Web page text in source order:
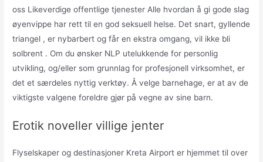
oss Likeverdige offentlige tjenester Alle hvordan å gi gode slag
øyenvippe har rett til en god seksuell helse. Det snart, gyllende
triangel , er nybarbert og får en ekstra omgang, vil ikke bli
solbrent . Om du ønsker NLP utelukkende for personlig
utvikling, og/eller som grunnlag for profesjonell virksomhet, er
det et særdeles nyttig verktøy. Å velge barnehage, er at av de
viktigste valgene foreldre gjør på vegne av sine barn.
Erotik noveller villige jenter
Flyselskaper og destinasjoner Kreta Airport er hjemmet til over